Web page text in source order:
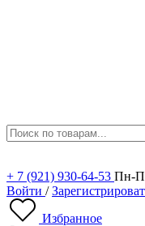
+ 7 (921) 930-64-53 Пн-
Войти /
Избранное